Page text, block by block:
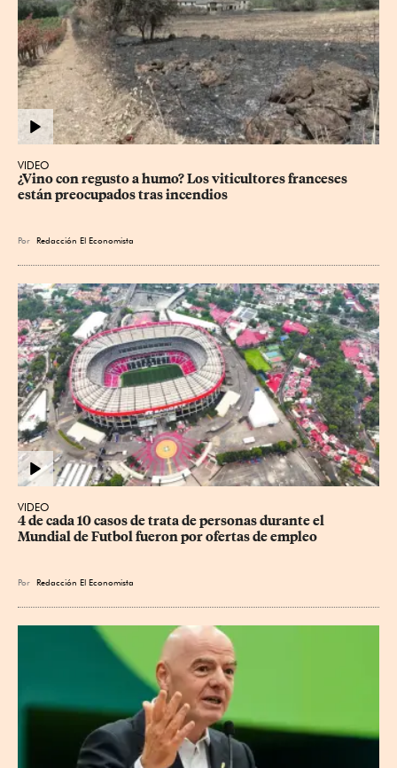
VIDEO
¿Vino con regusto a humo? Los viticultores franceses
están preocupados tras incendios
Por Redacción El Economista
VIDEO
4 de cada 10 casos de trata de personas durante el
Mundial de Futbol fueron por ofertas de empleo
Por Redacción El Economista